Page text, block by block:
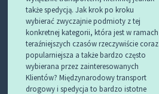
także spedycją. Jak krok po kroku
wybierać zwyczajnie podmioty z tej
konkretnej kategorii, która jest w ramach
teraźniejszych czasów rzeczywiście coraz
popularniejsza a także bardzo często
wybierana przez zainteresowanych
Klientów? Międzynarodowy transport
drogowy i spedycja to bardzo istotne